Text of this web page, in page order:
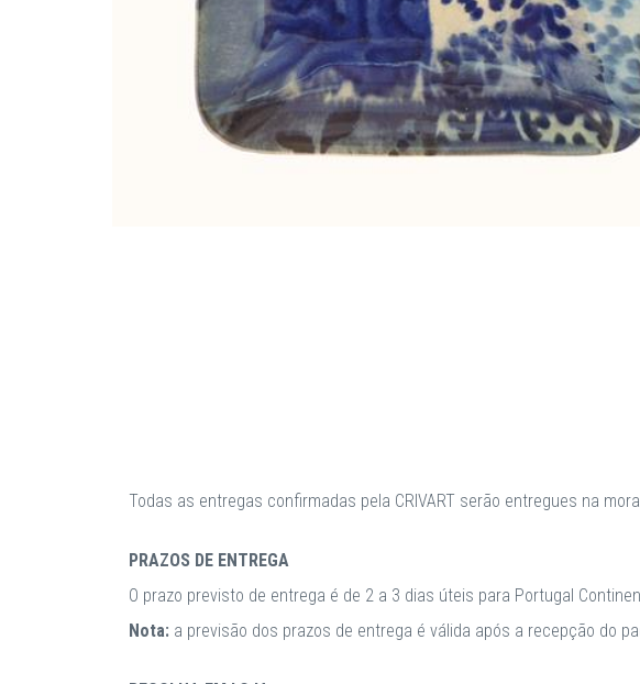
Todas as entregas confirmadas pela CRIVART serão entregues na
PRAZOS DE ENTREGA
O prazo previsto de entrega é de 2 a 3 dias úteis para Portugal
Nota: a previsão dos prazos de entrega é válida após a recepção do